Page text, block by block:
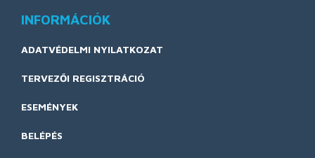
INFORMÁCIÓK
ADATVÉDELMI NYILATKOZAT
TERVEZŐI REGISZTRÁCIÓ
ESEMÉNYEK
BELÉPÉS